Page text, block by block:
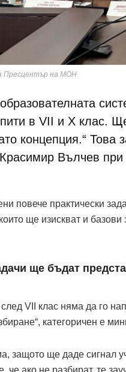
Пресцентър на МОН
в VII и X клас.
концепция.“ Това
Вълчев
повече практически
ще изискват и базови
ще бъдат
VII клас няма да го
категоричен е
защото ще даде сигнал
че ако не разбират, те